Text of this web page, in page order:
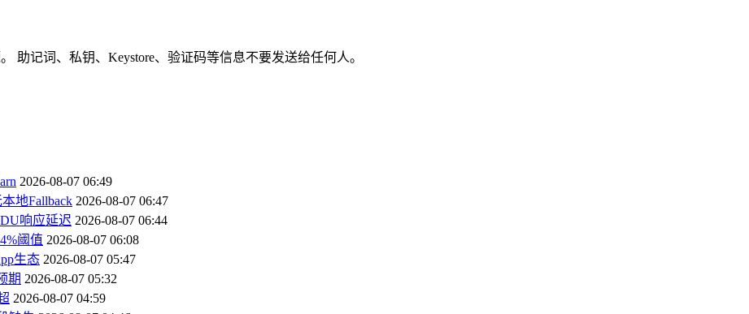
助记词、私钥、Keystore、验证码等信息不要发送给任何人。
2026-08-07 06:49
地Fallback 2026-08-07 06:47
响应延迟 2026-08-07 06:44
阈值 2026-08-07 06:08
生态 2026-08-07 05:47
期 2026-08-07 05:32
2026-08-07 04:59